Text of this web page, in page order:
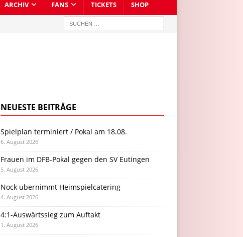
ARCHIV FANS TICKETS SHOP
NEUESTE BEITRÄGE
Spielplan terminiert / Pokal am 18.08.
6. August 2026
Frauen im DFB-Pokal gegen den SV Eutingen
5. August 2026
Nock übernimmt Heimspielcatering
4. August 2026
4:1-Auswärtssieg zum Auftakt
1. August 2026